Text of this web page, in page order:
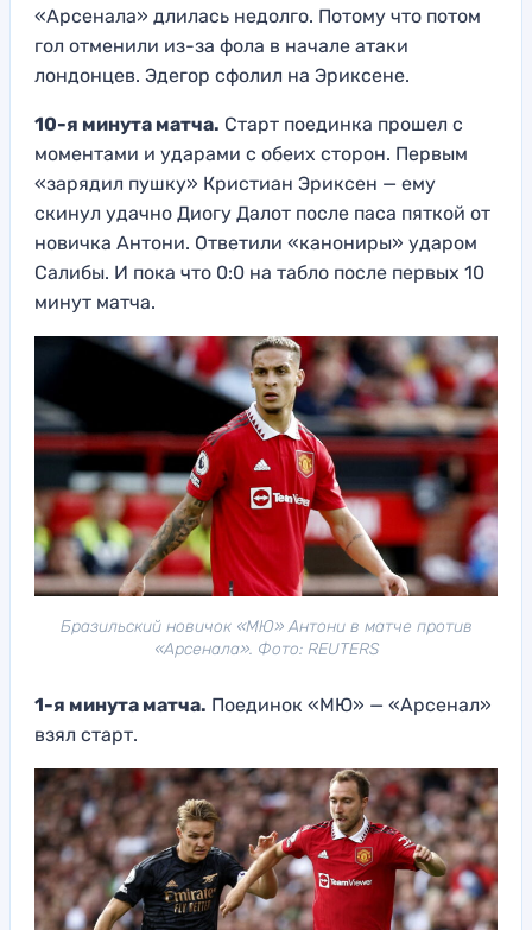
«Арсенала» длилась недолго. Потому что потом
гол отменили из-за фола в начале атаки
лондонцев. Эдегор сфолил на Эриксене.
10-я минута матча. Старт поединка прошел с
моментами и ударами с обеих сторон. Первым
«зарядил пушку» Кристиан Эриксен — ему
скинул удачно Диогу Далот после паса пяткой от
новичка Антони. Ответили «канониры» ударом
Салибы. И пока что 0:0 на табло после первых 10
минут матча.
Бразильский новичок «МЮ» Антони в матче против
«Арсенала». Фото: REUTERS
1-я минута матча. Поединок «МЮ» — «Арсенал»
взял старт.